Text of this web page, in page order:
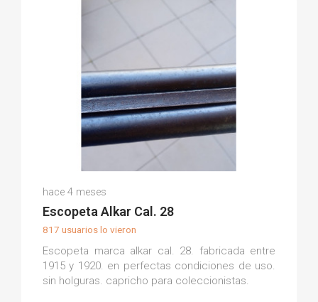
(0)
hace 4 meses
Escopeta Alkar Cal. 28
817 usuarios lo vieron
Escopeta marca alkar cal. 28. fabricada entre
1915 y 1920. en perfectas condiciones de uso.
sin holguras. capricho para coleccionistas.